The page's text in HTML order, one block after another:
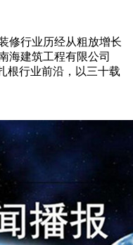
修行业历经从粗放增长
海建筑工程有限公司
根行业前沿，以三十载